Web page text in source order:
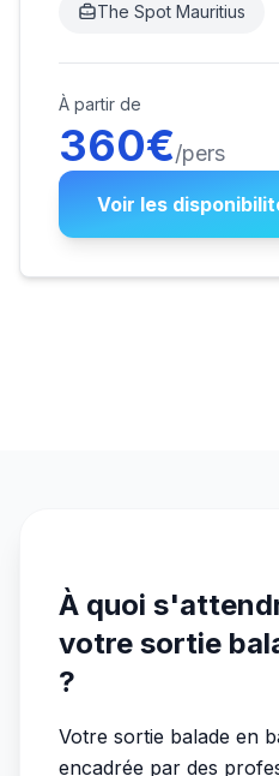
The Spot Mauritius
À partir de
360€/pers
Voir les
À quoi
votre sortie
?
Votre sortie balade en
encadrée par des